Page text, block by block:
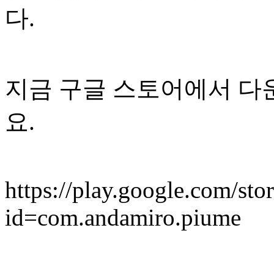
다.
지금 구글 스토어에서 다
요.
https://play.google.com/
id=com.andamiro.piume